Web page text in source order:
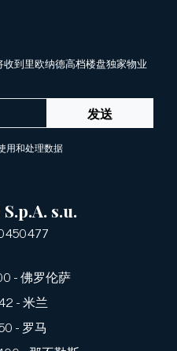
到里欧纳德高档楼盘独家物业
发送
用和处理数据
s.u.
- 佛罗伦萨
- 米兰
- 罗马